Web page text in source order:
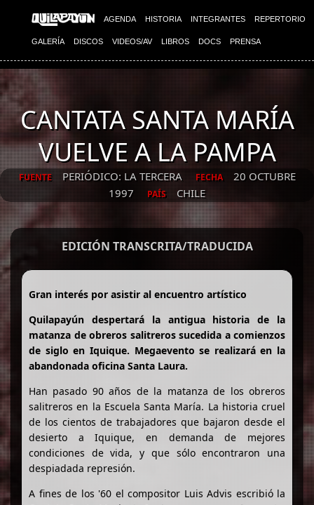
AGENDA HISTORIA INTEGRANTES REPERTORIO
GALERÍA DISCOS VIDEOS/AV LIBROS DOCS PRENSA
CANTATA SANTA MARÍA
VUELVE A LA PAMPA
FUENTE PERIÓDICO: LA TERCERA FECHA
20 OCTUBRE
1997
PAÍS CHILE
EDICIÓN TRANSCRITA/TRADUCIDA
Gran interés por asistir al encuentro artístico
Quilapayún despertará la antigua historia de la
matanza de obreros salitreros sucedida a comienzos
de siglo en Iquique. Megaevento se realizará en la
abandonada oficina Santa Laura.
Han pasado 90 años de la matanza de los obreros
salitreros en la Escuela Santa María. La historia cruel
de los cientos de trabajadores que bajaron desde el
desierto a Iquique, en demanda de mejores
condiciones de vida, y que sólo encontraron una
despiadada represión.
A fines de los '60 el compositor Luis Advis escribió la